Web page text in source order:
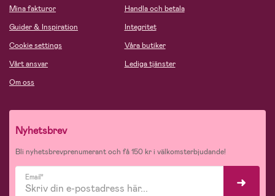
Mina fakturor
Guider & Inspiration
Cookie settings
Vårt ansvar
Om oss
Handla och betala
Integritet
Våra butiker
Lediga tjänster
Nyhetsbrev
Bli nyhetsbrevprenumerant och få 150 kr i välkomsterbjudande!
Email*